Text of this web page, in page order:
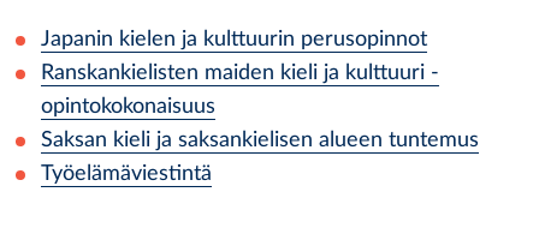
Japanin kielen ja kulttuurin perusopinnot
Ranskankielisten maiden kieli ja kulttuuri -
opintokokonaisuus
Saksan kieli ja saksankielisen alueen tuntemus
Työelämäviestintä